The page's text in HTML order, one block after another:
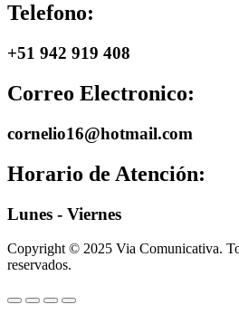
Telefono:
+51 942 919 408
Correo Electronico:
cornelio16@hotmail.com
Horario de Atención:
Lunes - Viernes
Copyright © 2025 Via Comunicativa.
reservados.